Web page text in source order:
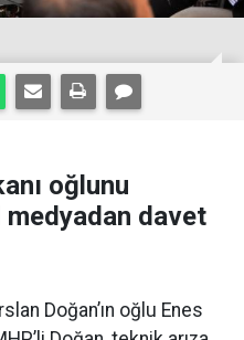
oğlunu
davet
Doğan’ın oğlu Enes